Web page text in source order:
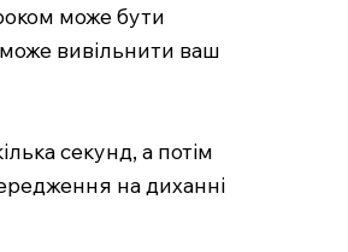
може бути
вивільнити ваш
секунд, а потім
на диханні